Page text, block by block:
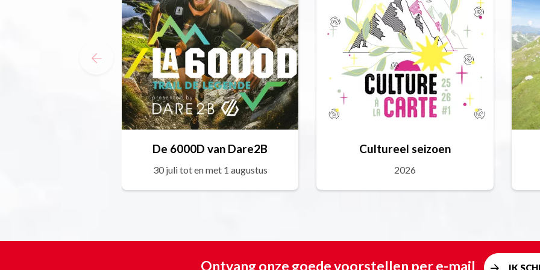
De 6000D van Dare2B
30 juli tot en met 1 augustus
Cultureel seizoen
2026
Ontvang onze goede voorstellen per e-mail IK